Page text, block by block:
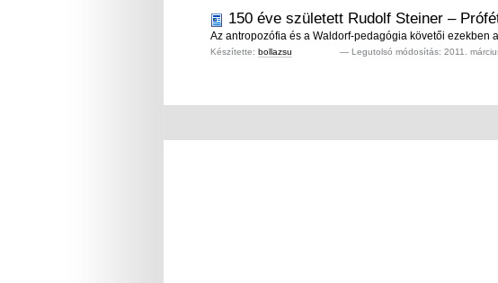
150 éve született Rudolf Steiner –
Az antropozófia és a Waldorf-pedagógia követői
Készítette: bollazsu — Legutolsó módosítás: 2011.